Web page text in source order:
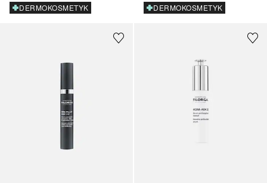
DERMOKOSMETYK
DERMOKOSMETYK